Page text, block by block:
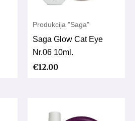
Produkcija "Saga"
Saga Glow Cat Eye
Nr.06 10ml.
€12.00